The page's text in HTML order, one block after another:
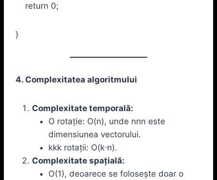
return 0;
}
4. Complexitatea algoritmului
Complexitate temporală:
O rotație: O(n), unde nnn este
dimensiunea vectorului.
kkk rotații: O(k⋅n).
Complexitate spațială:
O(1), deoarece se folosește doar o